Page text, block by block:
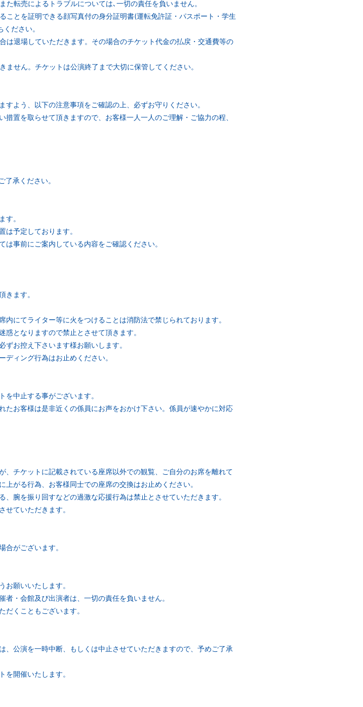
転売によるトラブルについては､一切の責任を負いません。
とを証明できる顔写真付の身分証明書(運転免許証・パスポート・学生
ださい。
退場していただきます。その場合のチケット代金の払戻・交通費等の
せん。チケットは公演終了まで大切に保管してください。
よう、以下の注意事項をご確認の上、必ずお守りください。
置を取らせて頂きますので、お客様一人一人のご理解・ご協力の程、
承ください。
す。
は予定しております。
事前にご案内している内容をご確認ください。
きます。
にてライター等に火をつけることは消防法で禁じられております。
惑となりますので禁止とさせて頂きます。
ずお控え下さいます様お願いします。
ディング行為はお止めください。
を中止する事がございます。
たお客様は是非近くの係員にお声をおかけ下さい。係員が速やかに対応
、チケットに記載されている座席以外での観覧、ご自分のお席を離れて
がる行為、お客様同士での座席の交換はお止めください。
腕を振り回すなどの過激な応援行為は禁止とさせていただきます。
せていただきます。
合がございます。
お願いいたします。
・会館及び出演者は、一切の責任を負いません。
くこともございます。
公演を一時中断、もしくは中止させていただきますので、予めご了承
を開催いたします。